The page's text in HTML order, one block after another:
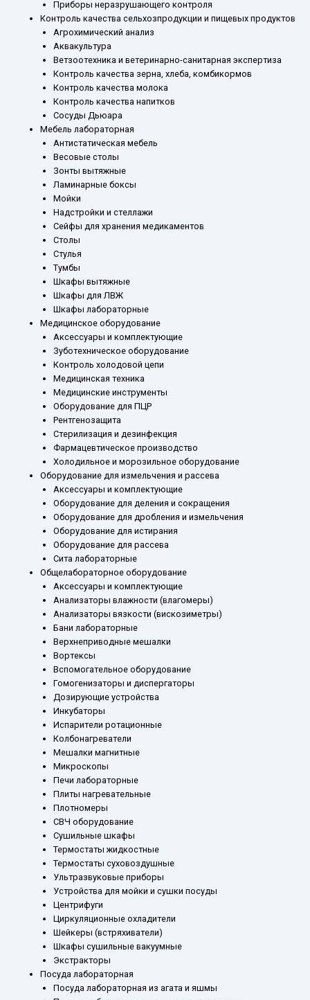
Приборы неразрушающего контроля
Контроль качества сельхозпродукции и пищевых продуктов
Агрохимический анализ
Аквакультура
Ветзоотехника и ветеринарно-санитарная экспертиза
Контроль качества зерна, хлеба, комбикормов
Контроль качества молока
Контроль качества напитков
Сосуды Дьюара
Мебель лабораторная
Антистатическая мебель
Весовые столы
Зонты вытяжные
Ламинарные боксы
Мойки
Надстройки и стеллажи
Сейфы для хранения медикаментов
Столы
Стулья
Тумбы
Шкафы вытяжные
Шкафы для ЛВЖ
Шкафы лабораторные
Медицинское оборудование
Аксессуары и комплектующие
Зуботехническое оборудование
Контроль холодовой цепи
Медицинская техника
Медицинские инструменты
Оборудование для ПЦР
Рентгенозащита
Стерилизация и дезинфекция
Фармацевтическое производство
Холодильное и морозильное оборудование
Оборудование для измельчения и рассева
Аксессуары и комплектующие
Оборудование для деления и сокращения
Оборудование для дробления и измельчения
Оборудование для истирания
Оборудование для рассева
Сита лабораторные
Общелабораторное оборудование
Аксессуары и комплектующие
Анализаторы влажности (влагомеры)
Анализаторы вязкости (вискозиметры)
Бани лабораторные
Верхнеприводные мешалки
Вортексы
Вспомогательное оборудование
Гомогенизаторы и диспергаторы
Дозирующие устройства
Инкубаторы
Испарители ротационные
Колбонагреватели
Мешалки магнитные
Микроскопы
Печи лабораторные
Плиты нагревательные
Плотномеры
СВЧ оборудование
Сушильные шкафы
Термостаты жидкостные
Термостаты суховоздушные
Ультразвуковые приборы
Устройства для мойки и сушки посуды
Центрифуги
Циркуляционные охладители
Шейкеры (встряхиватели)
Шкафы сушильные вакуумные
Экстракторы
Посуда лабораторная
Посуда лабораторная из агата и яшмы